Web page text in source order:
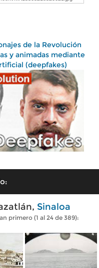
de la Revolución
y animadas mediante
(deepfakes)
Sinaloa
primero (1 al 24 de 389):